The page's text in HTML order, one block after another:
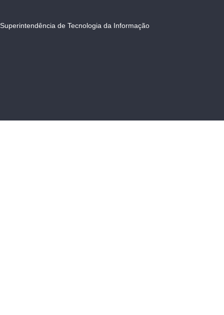
Superintendência de Tecnologia da Informação